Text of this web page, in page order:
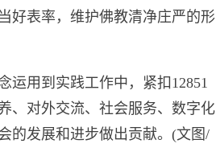
好表率，维护佛教清净庄严的形
运用到实践工作中，紧扣12851
、对外交流、社会服务、数字化
的发展和进步做出贡献。(文图/